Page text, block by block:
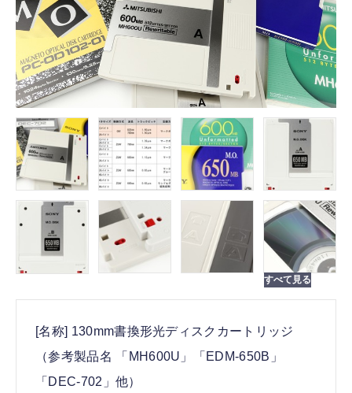
[名称] 130mm書換形光ディスクカートリッジ
（参考製品名 「MH600U」「EDM-650B」
「DEC-702」他）